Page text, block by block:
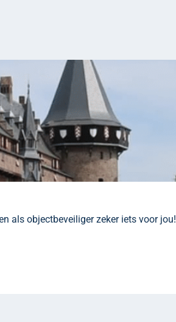
als objectbeveiliger zeker iets voor jou!